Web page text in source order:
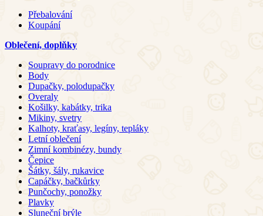
Přebalování
Koupání
Oblečení, doplňky
Soupravy do porodnice
Body
Dupačky, polodupačky
Overaly
Košilky, kabátky, trika
Mikiny, svetry
Kalhoty, kraťasy, legíny, tepláky
Letní oblečení
Zimní kombinézy, bundy
Čepice
Šátky, šály, rukavice
Capáčky, bačkůrky
Punčochy, ponožky
Plavky
Sluneční brýle